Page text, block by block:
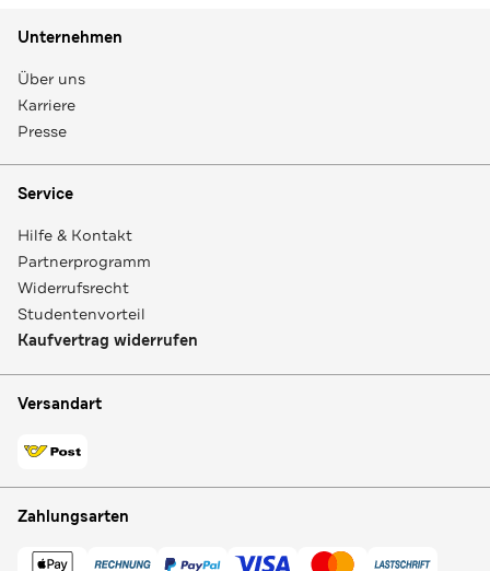
Unternehmen
Über uns
Karriere
Presse
Service
Hilfe & Kontakt
Partnerprogramm
Widerrufsrecht
Studentenvorteil
Kaufvertrag widerrufen
Versandart
Zahlungsarten